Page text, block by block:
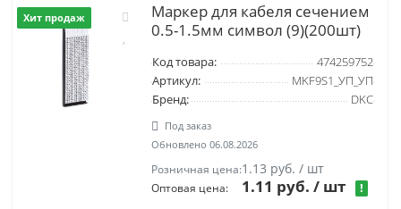
Хит продаж
Маркер для кабеля сечением
0.5-1.5мм символ (9)(200шт)
Код товара:
474259752
Артикул:
MKF9S1_УП_УП
Бренд:
DKC
Под заказ
Обновлено 06.08.2026
Розничная цена:1.13 руб. / шт
Оптовая цена: 1.11 руб./ шт !